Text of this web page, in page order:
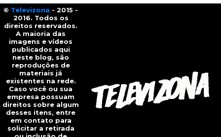
© Televizona - 2015 -
2016. Todos os
direitos reservados.
A maioria das
imagens e vídeos
publicados aqui
neste blog, são
reproduções de
materiais já
existentes na rede.
Caso você ou sua
empresa possuam
direitos sobre algum
desses itens, entre
em contato para
solicitar a retirada